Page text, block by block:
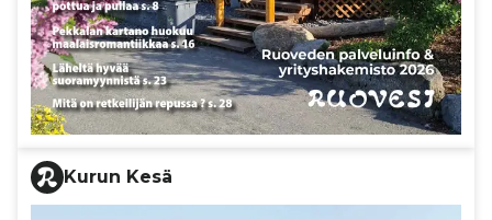
Kurun Kesä